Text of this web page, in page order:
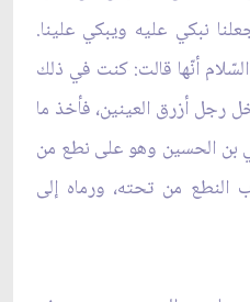
نبكي عليه ويبكي علينا.
أنّها قالت: كنت في ذلك
رجل أزرق العينين، فأخذ ما
بن الحسين وهو على نطع من
النطع من تحته، ورماه إلى